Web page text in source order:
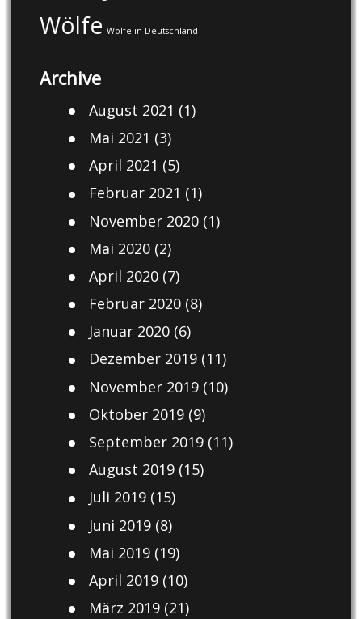
Wölfe Wölfe in Deutschland
Archive
August 2021 (1)
Mai 2021 (3)
April 2021 (5)
Februar 2021 (1)
November 2020(1)
Mai 2020(2)
April 2020(7)
Februar 2020(8)
Januar 2020(6)
Dezember 2019(11)
November 2019(10)
Oktober 2019(9)
September 2019(11)
August 2019(15)
Juli 2019(15)
Juni 2019(8)
Mai 2019(19)
April 2019(10)
März 2019(21)